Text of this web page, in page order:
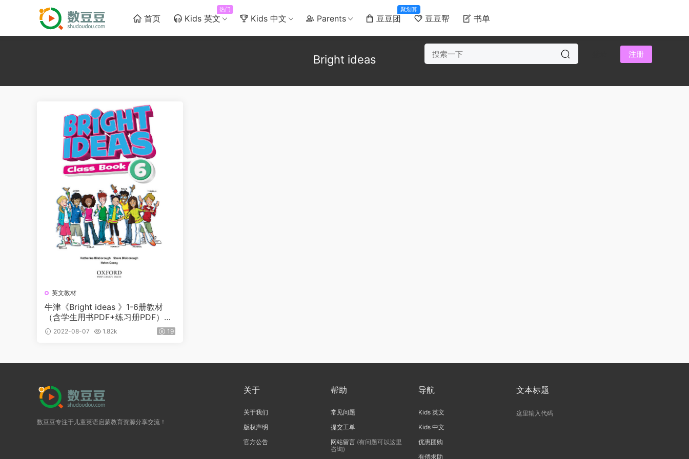
首页 Kids 英文
热门
Kids 中文 Parents 豆豆团
聚划算
豆豆帮 书单
注册
Bright ideas
英文教材
牛津《Bright ideas 》1-6册教材
（含学生用书PDF+练习册PDF）高
清原版
2022-08-07 1.82k 19
数豆豆专注于儿童英语启蒙教育资源分享交流！
关于
关于我们
版权声明
官方公告
帮助
常见问题
提交工单
网站留言 (有问题可以这里
咨询)
导航
Kids 英文
Kids 中文
优惠团购
有偿求助
文本标题
这里输入代码